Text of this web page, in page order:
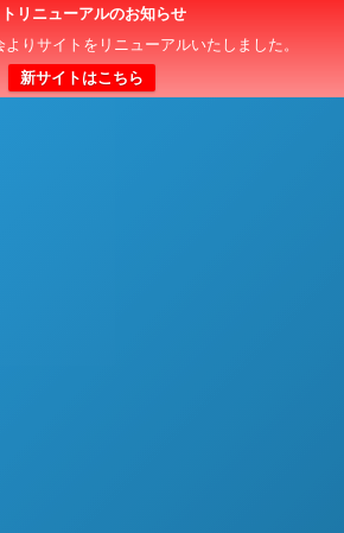
リニューアルのお知らせ
りサイトをリニューアルいたしました。
新サイトはこちら
サッカー選手権（U-15）大会